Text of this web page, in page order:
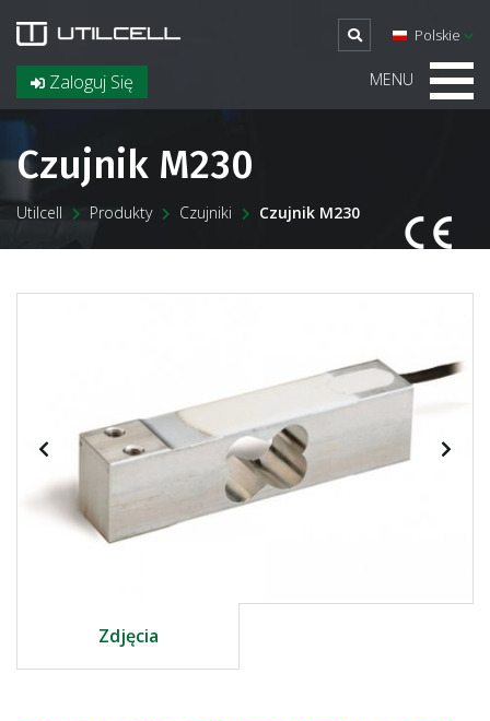
Zaloguj Się
Polskie
MENU
Czujnik M230
Utilcell Produkty Czujniki Czujnik M230
Zdjęcia